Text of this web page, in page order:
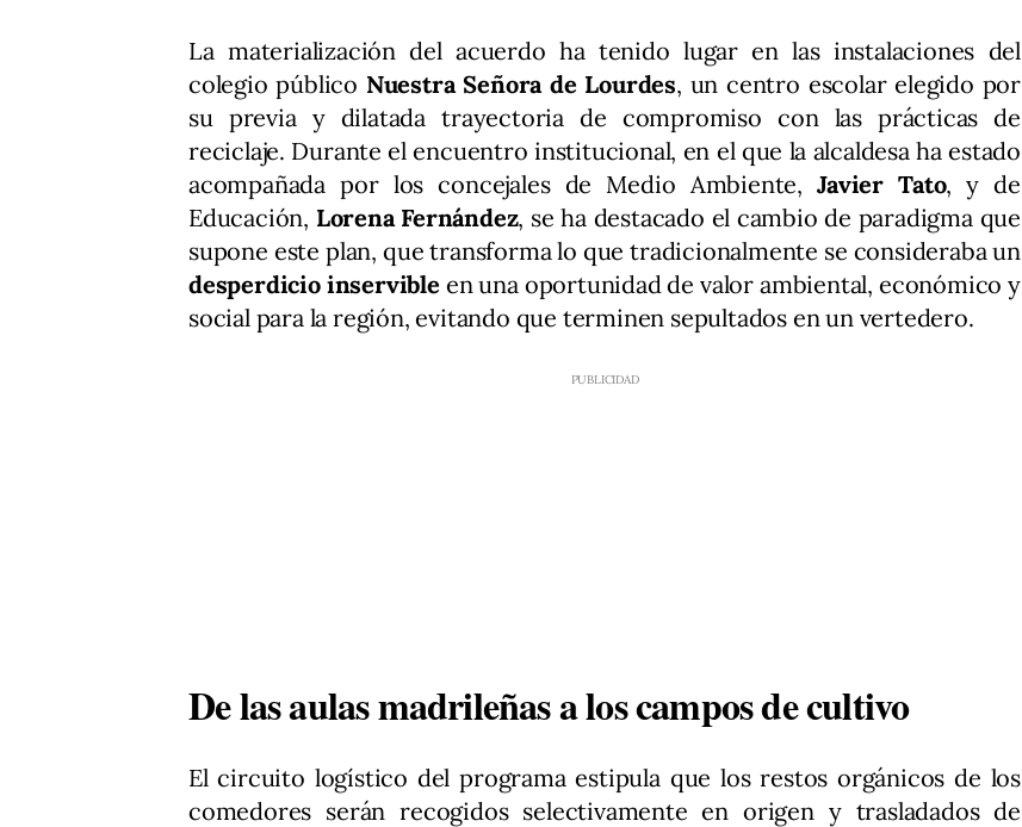
La materialización del acuerdo ha tenido lugar en las instalaciones del
colegio público Nuestra Señora de Lourdes, un centro escolar elegido por
su previa y dilatada trayectoria de compromiso con las prácticas de
reciclaje. Durante el encuentro institucional, en el que la alcaldesa ha estado
acompañada por los concejales de Medio Ambiente,Javier Tato, y de
Educación, Lorena Fernández, se ha destacado el cambio de paradigma que
supone este plan, que transforma lo que tradicionalmente se consideraba un
desperdicio inservible en una oportunidad de valor ambiental, económico y
social para la región, evitando que terminen sepultados en un vertedero.
De las aulas madrileñas a los campos de cultivo
El circuito logístico del programa estipula que los restos orgánicos de los
comedores serán recogidos selectivamente en origen y trasladados de